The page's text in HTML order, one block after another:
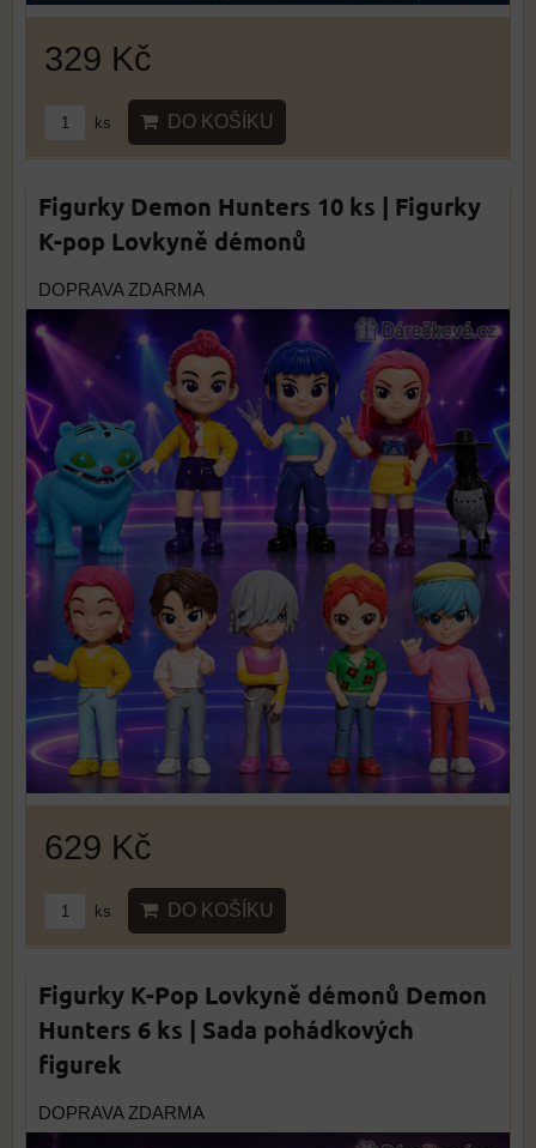
329 Kč
ks DO KOŠÍKU
Figurky Demon Hunters 10 ks | Figurky
K-pop Lovkyně démonů
DOPRAVA ZDARMA
629 Kč
ks DO KOŠÍKU
Figurky K-Pop Lovkyně démonů Demon
Hunters 6 ks | Sada pohádkových
figurek
DOPRAVA ZDARMA